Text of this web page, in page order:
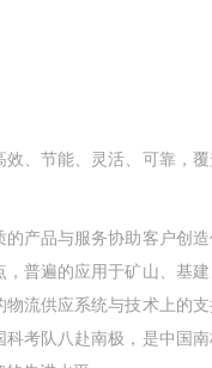
、节能、灵活、可靠，覆
产品与服务协助客户创造
普遍的应用于矿山、基
流供应系统与技术上的
考队八赴南极，是中国